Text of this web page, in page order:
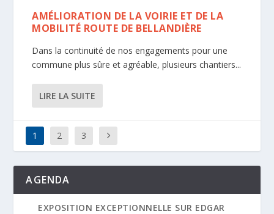
AMÉLIORATION DE LA VOIRIE ET DE LA
MOBILITÉ ROUTE DE BELLANDIÈRE
Dans la continuité de nos engagements pour une
commune plus sûre et agréable, plusieurs chantiers...
LIRE LA SUITE
1 2 3
AGENDA
EXPOSITION EXCEPTIONNELLE SUR EDGAR